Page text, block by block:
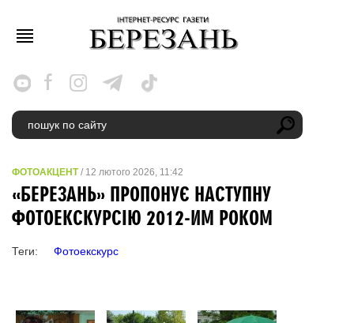
ФОТОАКЦЕНТ/ 12 лютого 2026, 11:42
«БЕРЕЗАНЬ» ПРОПОНУЄ НАСТУПНУ
ФОТОЕКСКУРСІЮ 2012-ИМ РОКОМ
Теги: Фотоекскурс